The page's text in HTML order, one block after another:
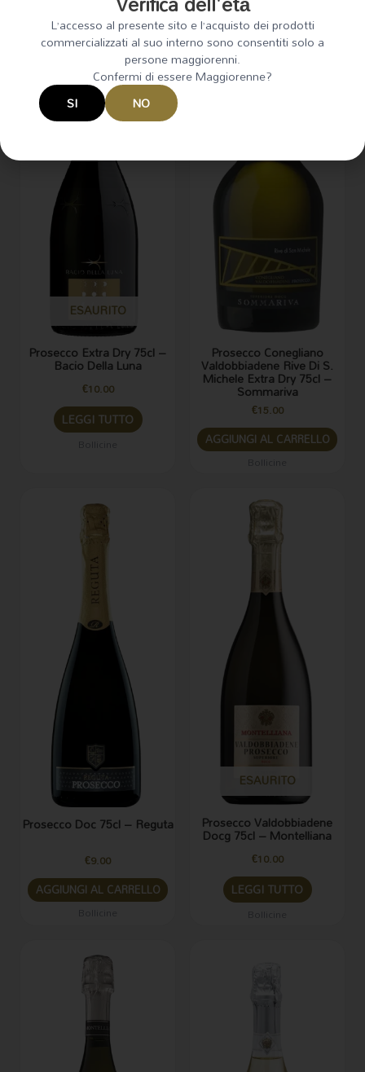
ESAURITO
Prosecco Extra Dry 75cl –
Bacio Della Luna
€10.00
LEGGI TUTTO
Prosecco Conegliano
Valdobbiadene Rive Di S.
Michele Extra Dry 75cl –
Sommariva
€15.00
AGGIUNGI AL CARRELLO
Prosecco Doc 75cl – Reguta
€9.00
AGGIUNGI AL CARRELLO
ESAURITO
Prosecco Valdobbiadene
Docg 75cl – Montelliana
€10.00
LEGGI TUTTO
L’accesso al presente sito e l’acquisto dei prodotti
commercializzati al suo interno sono consentiti solo a
persone maggiorenni.
Confermi di essere Maggiorenne?
SI NO